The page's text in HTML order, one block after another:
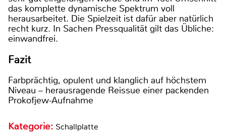
das komplette dynamische Spektrum voll
herausarbeitet. Die Spielzeit ist dafür aber natürlich
recht kurz. In Sachen Pressqualität gilt das Übliche:
einwandfrei.
Fazit
Farbprächtig, opulent und klanglich auf höchstem
Niveau – herausragende Reissue einer packenden
Prokofjew-Aufnahme
Kategorie: Schallplatte